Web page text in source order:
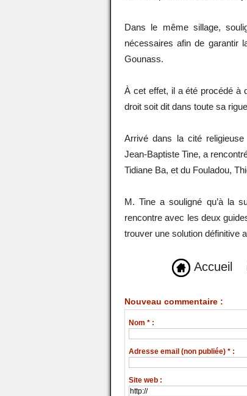
Dans le même sillage,
nécessaires afin de garantir
Gounass.
À cet effet, il a été procédé à
droit soit dit dans toute sa
Arrivé dans la cité religieuse
Jean-Baptiste Tine, a
Tidiane Ba, et du Fouladou,
M. Tine a souligné qu’à la
rencontre avec les deux
trouver une solution définitive
Accueil
Nouveau commentaire :
Nom * :
Adresse email (non publiée) * :
Site web :